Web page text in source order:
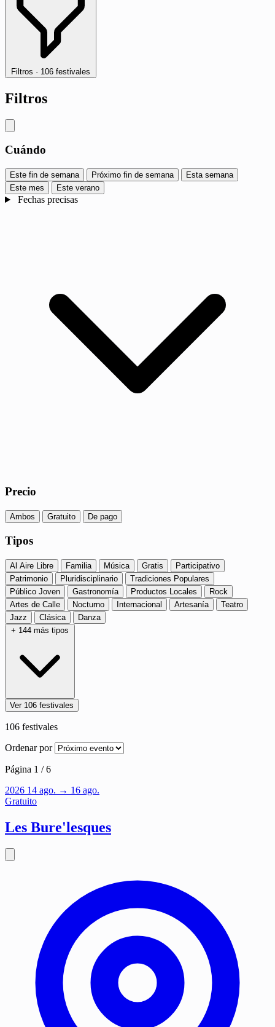
Filtros · 106 festivales
Filtros
Cuándo
Este fin de semana Próximo fin de semana
Esta semana
Este mes
Este verano
Fechas precisas
Precio
Ambos Gratuito De pago
Tipos
Al Aire Libre Familia Música Gratis
Participativo
Patrimonio
Pluridisciplinario
Tradiciones Populares
Público Joven
Gastronomía Productos Locales
Rock
Artes de Calle
Nocturno Internacional Artesanía
Teatro
Jazz
Clásica
Danza
+ 144 más tipos
Ver 106 festivales
106 festivales
Ordenar por
Página 1 / 6
2026 14 ago. → 16 ago.
Gratuito
Les Bure'lesques